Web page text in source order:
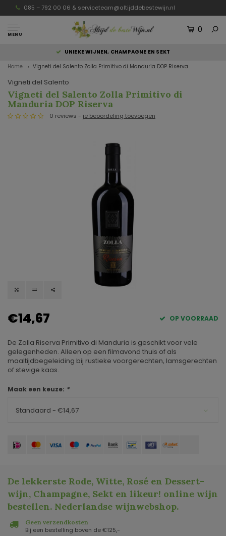
085 – 792 00 06 & serviceteam@altijddebestewijn.nl
MENU
0
UNIEKE WIJNEN, CHAMPAGNE EN SEKT
Home
Vigneti del Salento Zolla Primitivo di Manduria DOP Riserva
Vigneti del Salento
Vigneti del Salento Zolla Primitivo di
Manduria DOP Riserva
0 reviews - je beoordeling toevoegen
€14,67 OP VOORRAAD
De Zolla Riserva Primitivo di Manduria is geschikt voor vele
gelegenheden. Alleen op een filmavond thuis of als
maaltijdbegeleiding bij rustieke voorgerechten, lamsgerechten
of stevige kaas.
Maak een keuze: *
Standaard - €14,67
De lekkerste Rode, Witte, Rosé en Dessert-
wijn, Champagne, Sekt en likeur! online wijn
bestellen. Nederlandse wijnwebshop.
Geen verzendkosten
Bij een bestelling boven de €125,-